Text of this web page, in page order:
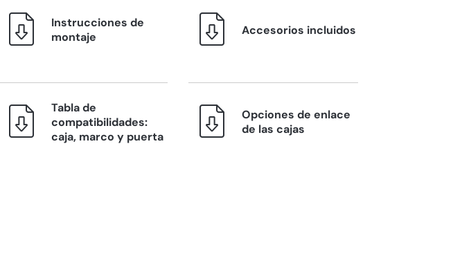
Instrucciones de
montaje
Accesorios incluidos
Tabla de
compatibilidades:
caja, marco y puerta
Opciones de enlace
de las cajas